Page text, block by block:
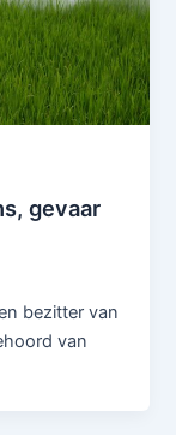
gevaar
bezitter van
van